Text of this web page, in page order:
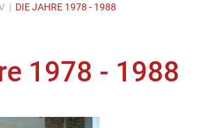
| DIE JAHRE 1978 - 1988
1978 - 1988